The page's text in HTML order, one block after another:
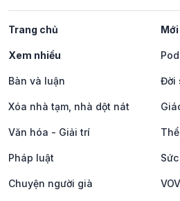
Trang chủ
Xem nhiều
Bàn và luận Đời
Xóa nhà tạm, nhà dột nát
Văn hóa - Giải trí
Pháp luật
Chuyện người già